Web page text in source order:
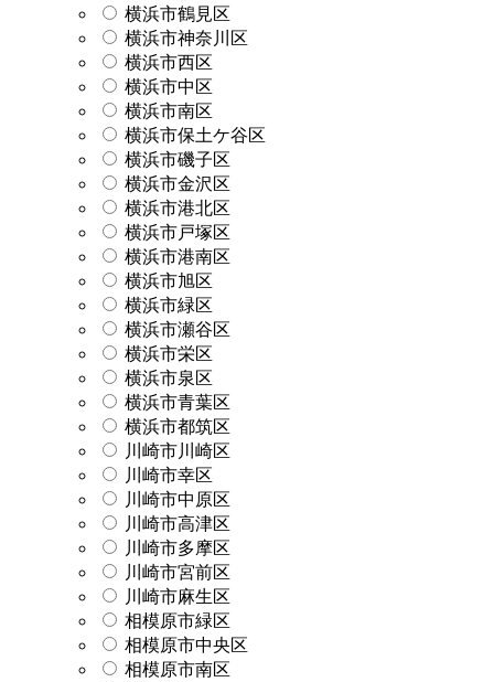
横浜市鶴見区
横浜市神奈川区
横浜市西区
横浜市中区
横浜市南区
横浜市保土ケ谷区
横浜市磯子区
横浜市金沢区
横浜市港北区
横浜市戸塚区
横浜市港南区
横浜市旭区
横浜市緑区
横浜市瀬谷区
横浜市栄区
横浜市泉区
横浜市青葉区
横浜市都筑区
川崎市川崎区
川崎市幸区
川崎市中原区
川崎市高津区
川崎市多摩区
川崎市宮前区
川崎市麻生区
相模原市緑区
相模原市中央区
相模原市南区